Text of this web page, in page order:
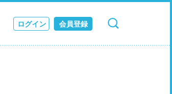
ログイン 会員登録
検索 キャンセル